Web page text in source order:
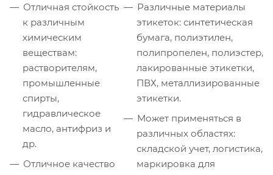
Отличная стойкость
к различным
химическим
веществам:
растворителям,
промышленные
спирты,
гидравлическое
масло, антифриз и
др.
Отличное качество
Различные материалы
этикеток: синтетическая
бумага, полиэтилен,
полипропелен, полиэстер,
лакированные этикетки,
ПВХ, металлизированные
этикетки.
Может применяться в
различных областях:
складской учет, логистика,
маркировка для